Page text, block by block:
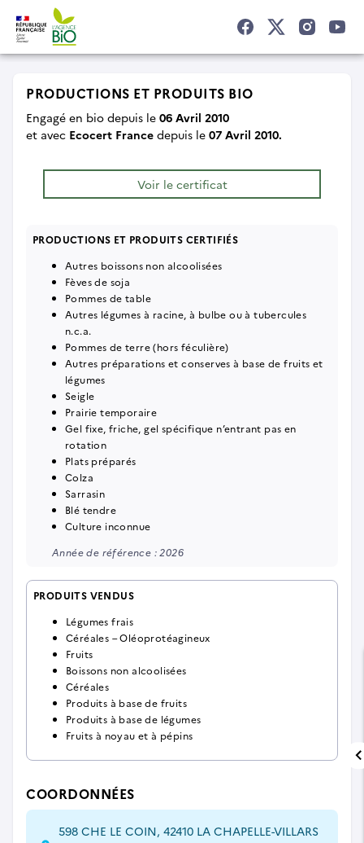
PRODUCTIONS ET PRODUITS BIO
Engagé en bio depuis le 06 Avril 2010
et avec Ecocert France depuis le 07 Avril 2010.
Voir le certificat
PRODUCTIONS ET PRODUITS CERTIFIÉS
Autres boissons non alcoolisées
Fèves de soja
Pommes de table
Autres légumes à racine, à bulbe ou à tubercules
n.c.a.
Pommes de terre (hors féculière)
Autres préparations et conserves à base de fruits et
légumes
Seigle
Prairie temporaire
Gel fixe, friche, gel spécifique n’entrant pas en
rotation
Plats préparés
Colza
Sarrasin
Blé tendre
Culture inconnue
Année de référence : 2026
PRODUITS VENDUS
Légumes frais
Céréales – Oléoprotéagineux
Fruits
Boissons non alcoolisées
Céréales
Produits à base de fruits
Produits à base de légumes
Fruits à noyau et à pépins
COORDONNÉES
598 CHE LE COIN, 42410 LA CHAPELLE-VILLARS